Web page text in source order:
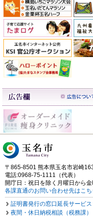
〒865-8501 熊本県玉名市岩崎
電話:0968-75-1111（代表）
開庁日：祝日を除く月曜日から
各課直通のお問い合わせ先はこち
証明書発行の窓口延長サービス
夜間・休日納税相談（税務課）